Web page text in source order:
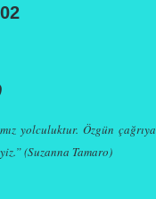
yolculuktur. Özgün çağrıya
(Suzanna Tamaro)